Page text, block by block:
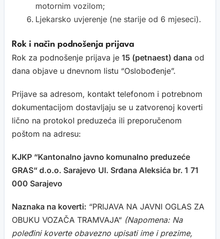
motornim vozilom;
Ljekarsko uvjerenje (ne starije od 6 mjeseci).
Rok i način podnošenja prijava
Rok za podnošenje prijava je 15 (petnaest) dana od
dana objave u dnevnom listu “Oslobođenje”.
Prijave sa adresom, kontakt telefonom i potrebnom
dokumentacijom dostavljaju se u zatvorenoj koverti
lično na protokol preduzeća ili preporučenom
poštom na adresu:
KJKP “Kantonalno javno komunalno preduzeće
GRAS“ d.o.o. Sarajevo Ul. Srđana Aleksića br. 1 71
000 Sarajevo
Naznaka na koverti: “PRIJAVA NA JAVNI OGLAS ZA
OBUKU VOZAČA TRAMVAJA“ (Napomena: Na
poleđini koverte obavezno upisati ime i prezime,